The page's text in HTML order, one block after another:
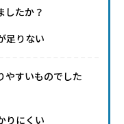
したか？
足りない
やすいものでした
りにくい